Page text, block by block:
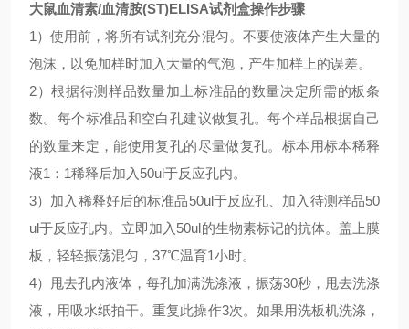
大鼠血清素/血清胺(ST)ELISA试剂盒操作步骤
1）使用前，将所有试剂充分混匀。不要使液体产生大量的
泡沫，以免加样时加入大量的气泡，产生加样上的误差。
2）根据待测样品数量加上标准品的数量决定所需的板条
数。每个标准品和空白孔建议做复孔。每个样品根据自己
的数量来定，能使用复孔的尽量做复孔。标本用标本稀释
液1：1稀释后加入50ul于反应孔内。
3）加入稀释好后的标准品50ul于反应孔、加入待测样品50
ul于反应孔内。立即加入50ul的生物素标记的抗体。盖上膜
板，轻轻振荡混匀，37℃温育1小时。
4）甩去孔内液体，每孔加满洗涤液，振荡30秒，甩去洗涤
液，用吸水纸拍干。重复此操作3次。如果用洗板机洗涤，